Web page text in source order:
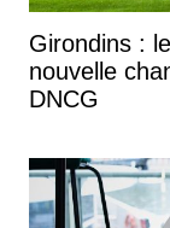
Girondins :
nouvelle
DNCG